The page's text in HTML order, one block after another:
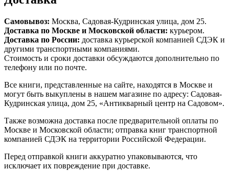
Самовывоз: Москва, Садовая-Кудринская улица, дом 25.
Доставка по Москве и Московской области: курьером.
Доставка по России: доставка курьерской компанией СДЭК и
другими транспортными компаниями.
Стоимость и сроки доставки обсуждаются дополнительно по
телефону или по почте.
Все книги, представленные на сайте, находятся в Москве и
могут быть выкуплены в нашем магазине по адресу: Садовая-
Кудринская улица, дом 25, «Антикварный центр на Садовом».
Также возможна доставка после предварительной оплаты по
Москве и Московской области; отправка книг транспортной
компанией СДЭК на территории Российской Федерации.
Перед отправкой книги аккуратно упаковываются, что
исключает их повреждение при доставке.